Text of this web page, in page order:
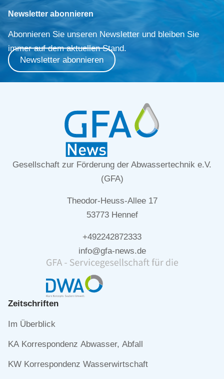
Newsletter abonnieren
Abonnieren Sie unseren Newsletter und bleiben Sie
immer auf dem aktuellen Stand.
Newsletter abonnieren
Gesellschaft zur Förderung der Abwassertechnik e.V.
(GFA)
Theodor-Heuss-Allee 17
53773 Hennef
+492242872333
info@gfa-news.de
Zeitschriften
Navigation
Im Überblick
KA Korrespondenz Abwasser, Abfall
KW Korrespondenz Wasserwirtschaft